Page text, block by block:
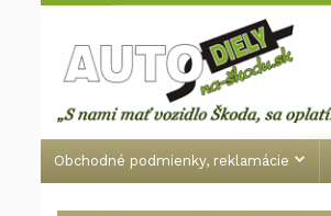
Obchodné podmienky, reklamácie